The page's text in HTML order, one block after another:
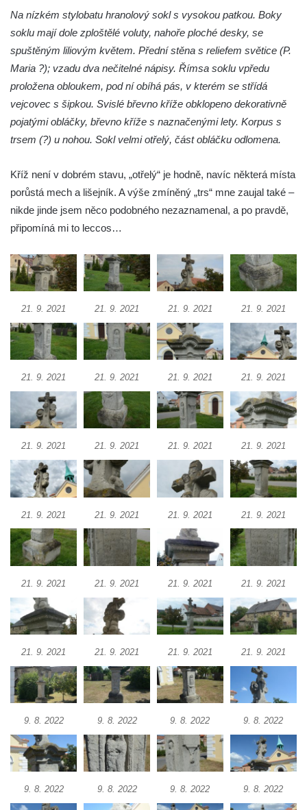
Kříž u lípy Jana Gurreho v Římově
Boží muka u hřbitova v Římově
Kříž na návsi v Dolním Třeboníně
Kříž poblíž domu čp. 169 v Plavu
Kříž na návsi v Plavu
Boží muka v Plavu
Kříž na rozcestí u domu čp. 283 v Dolním
Podluží
Podluží
Kříž u domu čp. 155 v Chřibské
Údajný kříž u domu čp. 283 ve Chřibské
Kříž jižně od Bukolu
Kříž na návsi v Bukolu
Kříž u silnice z Chouče do Mirošovic
Centrální kříž hřbitova v Chouči
Boží muka u domu čp. 392 na rohu ulic Na
Hradčanech a Palackého v Roudnici nad
Labem
Kříž v centru Liběšic
Kříž na návsi v Chouči
Kříž na návsi v Dobrčicích
Kříž u domu čp. 3 v Chrámcích
Údajný kříž na návsi v Kozlech
Centrální kříž hřbitova v Kozlech
Kříž východně od Oparna u cesty na Lovoš
Pamětní kříž na Lovoši
Kříž na rozcestí u domu čp. 49 ve Svojkově
Centrální kříž bývalého hřbitova v Horním
Chlumu
Na nízkém stylobatu hranolový sokl s vysokou patkou. Boky
soklu mají dole zploštělé voluty, nahoře ploché desky, se
spuštěným liliovým květem. Přední stěna s reliefem světice (P.
Maria ?); vzadu dva nečitelné nápisy. Římsa soklu vpředu
proložena obloukem, pod ní obíhá pás, v kterém se střídá
vejcovec s šipkou. Svislé břevno kříže obklopeno dekorativně
pojatými obláčky, břevno kříže s naznačenými lety. Korpus s
trsem (?) u nohou. Sokl velmi otřelý, část obláčku odlomena.
Kříž není v dobrém stavu, „otřelý“ je hodně, navíc některá místa
porůstá mech a lišejník. A výše zmíněný „trs“ mne zaujal také –
nikde jinde jsem něco podobného nezaznamenal, a po pravdě,
připomíná mi to leccos…
21. 9. 2021 21. 9. 2021 21. 9. 2021 21. 9. 2021
21. 9. 2021 21. 9. 2021 21. 9. 2021 21. 9. 2021
21. 9. 2021 21. 9. 2021 21. 9. 2021 21. 9. 2021
21. 9. 2021 21. 9. 2021 21. 9. 2021 21. 9. 2021
21. 9. 2021 21. 9. 2021 21. 9. 2021 21. 9. 2021
21. 9. 2021 21. 9. 2021 21. 9. 2021 21. 9. 2021
9. 8. 2022 9. 8. 2022 9. 8. 2022 9. 8. 2022
9. 8. 2022 9. 8. 2022 9. 8. 2022 9. 8. 2022